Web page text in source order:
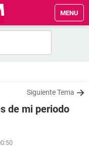
MENU
Siguiente Tema
de mi periodo